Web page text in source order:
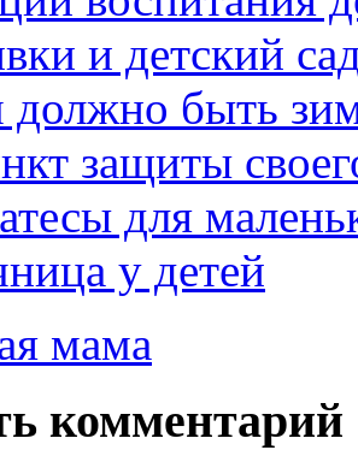
и детский
быть
защиты
для
у детей
мама
комментарий